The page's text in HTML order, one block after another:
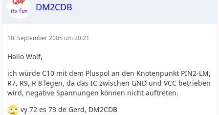
DM2CDB
10. September 2005 um 20:21
Hallo Wolf,
ich würde C10 mit dem Pluspol an den Knotenpunkt PIN2-LM,
R7, R9, R 8 legen, da das IC zwischen GND und VCC betrieben
wird, negative Spannungen können nicht auftreten.
vy 72 es 73 de Gerd, DM2CDB